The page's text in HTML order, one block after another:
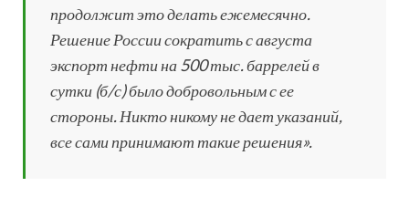
продолжит это делать ежемесячно.
Решение России сократить с августа
экспорт нефти на 500 тыс. баррелей в
сутки (б/с) было добровольным с ее
стороны. Никто никому не дает указаний,
все сами принимают такие решения».